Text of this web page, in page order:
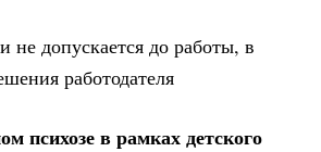
не допускается до работы, в
работодателя
психозе в рамках детского